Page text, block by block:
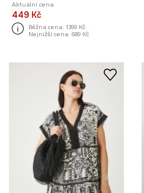
Aktuální cena:
449 Kč
Běžná cena: 1399 Kč
Nejnižší cena: 689 Kč